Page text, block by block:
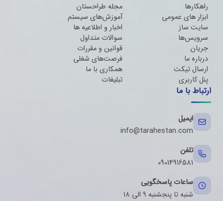
راهکارها
ابزار های عمومی
سایت ساز
سرویس‌ها
جریان
درباره ما
ارسال تیکت
پنل کاربری
مجله طراحستان
آموزش‌های سیستم
اخبار و اطلاعیه ها
سوالات متداول
قوانین و مقررات
فرصت‌های شغلی
همکاری با ما
تبلیغات
ارتباط با ما
ایمیل
info@tarahestan.com
تلفن
09014916581
ساعات پاسخگویی
شنبه تا پنجشنبه ۹ الی ۱۸